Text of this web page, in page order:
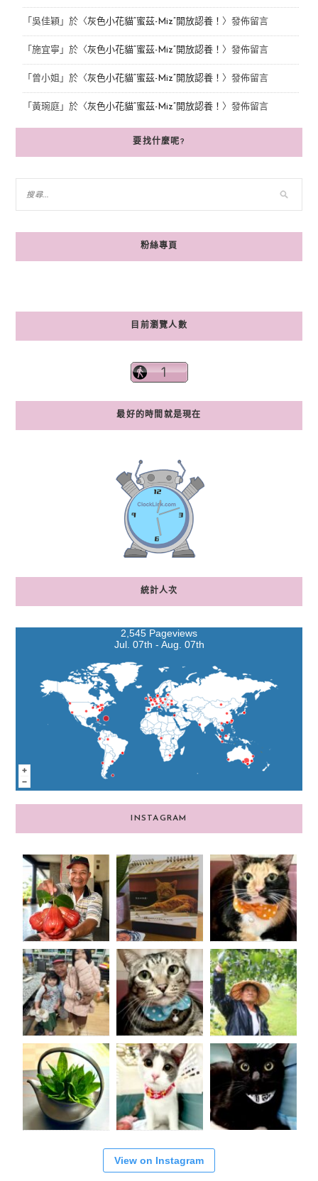
「 吳佳穎 」於〈灰色小花貓“蜜茲-Miz”開放認養！ 〉發佈留言
「 施宜寧 」於〈灰色小花貓“蜜茲-Miz”開放認養！ 〉發佈留言
「 曾小姐 」於〈灰色小花貓“蜜茲-Miz”開放認養！ 〉發佈留言
「 黃琬庭」於〈灰色小花貓“蜜茲-Miz”開放認養！ 〉發佈留言
要找什麼呢?
粉絲專頁
目前瀏覽人數
最好的時間就是現在
統計人次
2,545 Pageviews
Jul. 07th - Aug. 07th
INSTAGRAM
View on Instagram